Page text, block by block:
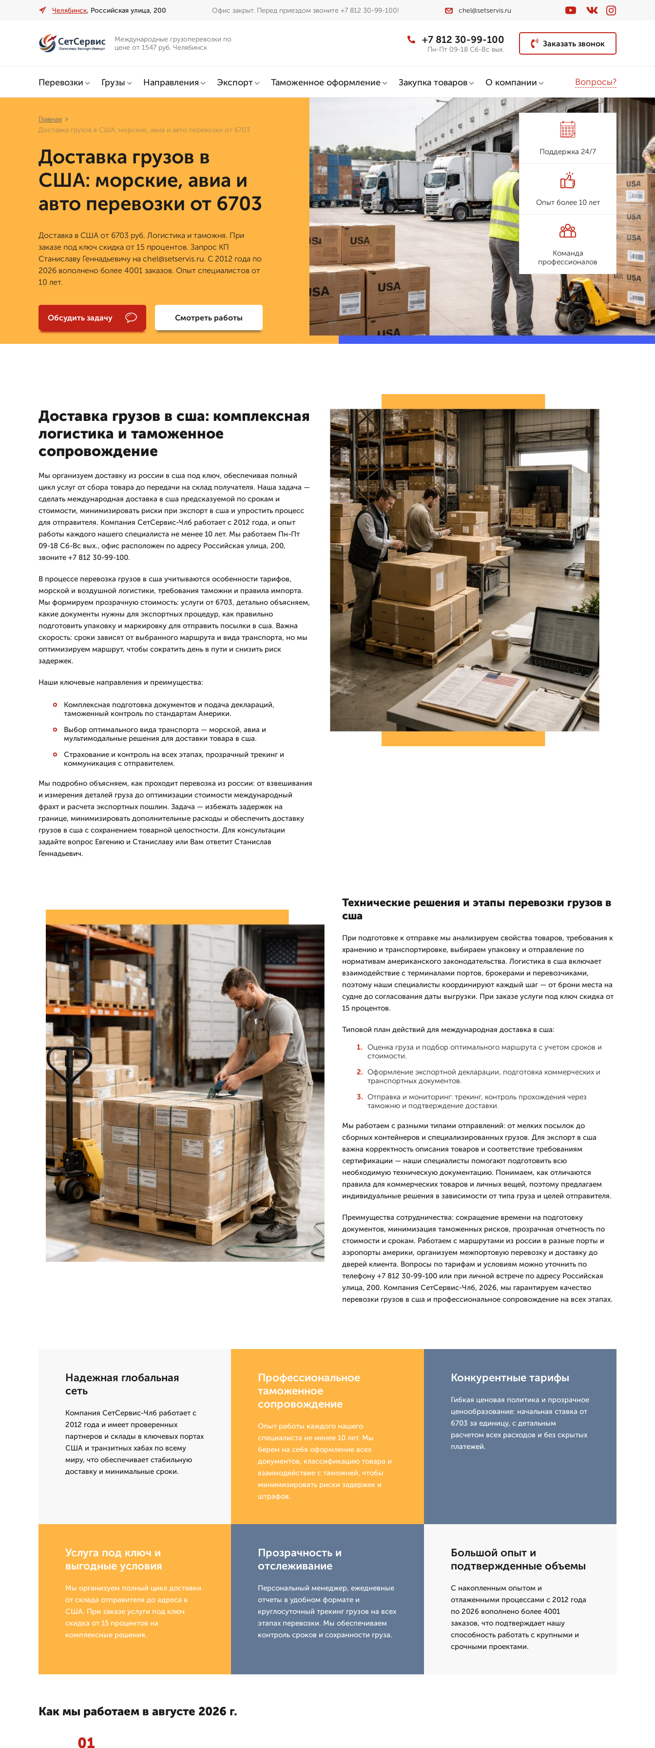
Челябинск, Российская улица, 200 Офис закрыт. Перед приездом звоните +7 812 30-99-100! chel@setservis.ru
Международные грузоперевозки по
цене от 1547 руб. Челябинск
+7 812 30-99-100
Пн-Пт 09-18 Сб-Вс вых.
Заказать звонок
Перевозки Грузы Направления Экспорт Таможенное оформление Закупка товаров О компании Вопросы?
Главная
Доставка грузов в США: морские, авиа и авто перевозки от 6703
Доставка грузов в
США: морские, авиа и
авто перевозки от 6703
Доставка в США от 6703 руб. Логистика и таможня. При
заказе под ключ скидка от 15 процентов. Запрос КП
Станиславу Геннадьевичу на chel@setservis.ru. С 2012 года по
2026 вополнено более 4001 заказов. Опыт специалистов от
10 лет.
Обсудить задачу Смотреть работы
Поддержка 24/7
Опыт более 10 лет
Команда
профессионалов
Доставка грузов в сша: комплексная
логистика и таможенное
сопровождение
Мы организуем доставку из россии в сша под ключ, обеспечивая полный
цикл услуг от сбора товара до передачи на склад получателя. Наша задача —
сделать международная доставка в сша предсказуемой по срокам и
стоимости, минимизировать риски при экспорт в сша и упростить процесс
для отправителя. Компания СетСервис-Члб работает с 2012 года, и опыт
работы каждого нашего специалиста не менее 10 лет. Мы работаем Пн-Пт
09-18 Сб-Вс вых., офис расположен по адресу Российская улица, 200,
звоните +7 812 30-99-100.
В процессе перевозка грузов в сша учитываются особенности тарифов,
морской и воздушной логистики, требования таможни и правила импорта.
Мы формируем прозрачную стоимость: услуги от 6703, детально объясняем,
какие документы нужны для экспортных процедур, как правильно
подготовить упаковку и маркировку для отправить посылки в сша. Важна
скорость: сроки зависят от выбранного маршрута и вида транспорта, но мы
оптимизируем маршрут, чтобы сократить день в пути и снизить риск
задержек.
Наши ключевые направления и преимущества:
Комплексная подготовка документов и подача деклараций,
таможенный контроль по стандартам Америки.
Выбор оптимального вида транспорта — морской, авиа и
мультимодальные решения для доставки товара в сша.
Страхование и контроль на всех этапах, прозрачный трекинг и
коммуникация с отправителем.
Мы подробно объясняем, как проходит перевозка из россии: от взвешивания
и измерения деталей груза до оптимизации стоимости международный
фрахт и расчета экспортных пошлин. Задача — избежать задержек на
границе, минимизировать дополнительные расходы и обеспечить доставку
грузов в сша с сохранением товарной целостности. Для консультации
задайте вопрос Евгению и Станиславу или Вам ответит Станислав
Геннадьевич.
Технические решения и этапы перевозки грузов в
сша
При подготовке к отправке мы анализируем свойства товаров, требования к
хранению и транспортировке, выбираем упаковку и отправление по
нормативам американского законодательства. Логистика в сша включает
взаимодействие с терминалами портов, брокерами и перевозчиками,
поэтому наши специалисты координируют каждый шаг — от брони места на
судне до согласования даты выгрузки. При заказе услуги под ключ скидка от
15 процентов.
Типовой план действий для международная доставка в сша:
Оценка груза и подбор оптимального маршрута с учетом сроков и
стоимости.
Оформление экспортной декларации, подготовка коммерческих и
транспортных документов.
Отправка и мониторинг: трекинг, контроль прохождения через
таможню и подтверждение доставки.
Мы работаем с разными типами отправлений: от мелких посылок до
сборных контейнеров и специализированных грузов. Для экспорт в сша
важна корректность описания товаров и соответствие требованиям
сертификации — наши специалисты помогают подготовить всю
необходимую техническую документацию. Понимаем, как отличаются
правила для коммерческих товаров и личных вещей, поэтому предлагаем
индивидуальные решения в зависимости от типа груза и целей отправителя.
Преимущества сотрудничества: сокращение времени на подготовку
документов, минимизация таможенных рисков, прозрачная отчетность по
стоимости и срокам. Работаем с маршрутами из россии в разные порты и
аэропорты америки, организуем межпортовую перевозку и доставку до
дверей клиента. Вопросы по тарифам и условиям можно уточнить по
телефону +7 812 30-99-100 или при личной встрече по адресу Российская
улица, 200. Компания СетСервис-Члб, 2026, мы гарантируем качество
перевозки грузов в сша и профессиональное сопровождение на всех этапах.
Надежная глобальная
сеть
Компания СетСервис-Члб работает с
2012 года и имеет проверенных
партнеров и склады в ключевых портах
США и транзитных хабах по всему
миру, что обеспечивает стабильную
доставку и минимальные сроки.
Профессиональное
таможенное
сопровождение
Опыт работы каждого нашего
специалиста не менее 10 лет. Мы
берем на себя оформление всех
документов, классификацию товара и
взаимодействие с таможней, чтобы
минимизировать риски задержек и
штрафов.
Конкурентные тарифы
Гибкая ценовая политика и прозрачное
ценообразование: начальная ставка от
6703 за единицу, с детальным
расчетом всех расходов и без скрытых
платежей.
Услуга под ключ и
выгодные условия
Мы организуем полный цикл доставки
от склада отправителя до адреса в
США. При заказе услуги под ключ
скидка от 15 процентов на
комплексные решения.
Прозрачность и
отслеживание
Персональный менеджер, ежедневные
отчеты в удобном формате и
круглосуточный трекинг грузов на всех
этапах перевозки. Мы обеспечиваем
контроль сроков и сохранности груза.
Большой опыт и
подтвержденные объемы
С накопленным опытом и
отлаженными процессами с 2012 года
по 2026 вополнено более 4001
заказов, что подтверждает нашу
способность работать с крупными и
срочными проектами.
Как мы работаем в августе 2026 г.
01